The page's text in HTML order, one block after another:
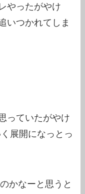
やったがやけ
いつかれてしま
っていたがやけ
展開になっとっ
かなーと思うと